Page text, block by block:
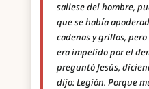
saliese del hombre,
que se había
cadenas y grillos,
era impelido por el
preguntó Jesús,
dijo: Legión. Porque